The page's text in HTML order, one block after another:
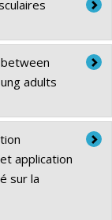
adults
application
sur la